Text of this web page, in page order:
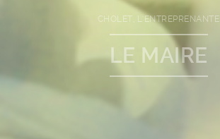
L'AUDACE POUR RÉUSSIR
LE PRÉSIDENT
CHOLET, L'ENTREPRENANTE
LE MAIRE